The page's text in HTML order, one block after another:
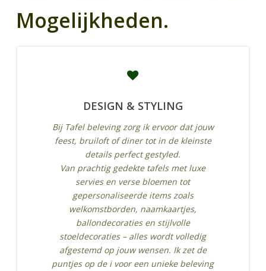
Mogelijkheden.
DESIGN & STYLING
Bij Tafel beleving zorg ik ervoor dat jouw
feest, bruiloft of diner tot in de kleinste
details perfect gestyled.
Van prachtig gedekte tafels met luxe
servies en verse bloemen tot
gepersonaliseerde items zoals
welkomstborden, naamkaartjes,
ballondecoraties en stijlvolle
stoeldecoraties – alles wordt volledig
afgestemd op jouw wensen. Ik zet de
puntjes op de i voor een unieke beleving